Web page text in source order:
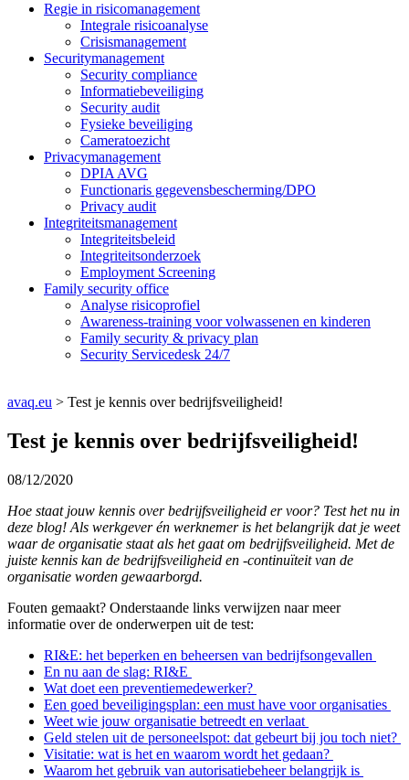
Regie in risicomanagement
Integrale risicoanalyse
Crisismanagement
Securitymanagement
Security compliance
Informatiebeveiliging
Security audit
Fysieke beveiliging
Cameratoezicht
Privacymanagement
DPIA AVG
Functionaris gegevensbescherming/DPO
Privacy audit
Integriteitsmanagement
Integriteitsbeleid
Integriteitsonderzoek
Employment Screening
Family security office
Analyse risicoprofiel
Awareness-training voor volwassenen en kinderen
Family security & privacy plan
Security Servicedesk 24/7
avaq.eu > Test je kennis over bedrijfsveiligheid!
Test je kennis over bedrijfsveiligheid!
08/12/2020
Hoe staat jouw kennis over bedrijfsveiligheid er voor? Test het nu in
deze blog! Als werkgever én werknemer is het belangrijk dat je weet
waar de organisatie staat als het gaat om bedrijfsveiligheid. Met de
juiste kennis kan de bedrijfsveiligheid en -continuïteit van de
organisatie worden gewaarborgd.
Fouten gemaakt? Onderstaande links verwijzen naarmeer
informatie over de onderwerpen uit de test:
RI&E: het beperken en beheersen van bedrijfsongevallen
En nu aan de slag: RI&E
Wat doet een preventiemedewerker?
Een goed beveiligingsplan: een must have voor organisaties
Weet wie jouw organisatie betreedt en verlaat
Geld stelen uit de personeelspot: dat gebeurt bij jou toch niet?
Visitatie: wat is het en waarom wordt het gedaan?
Waarom het gebruik van autorisatiebeheer belangrijk is